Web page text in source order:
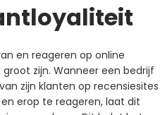
en reageren op online
zijn. Wanneer een bedrijf
zijn klanten op recensiesites
erop te reageren, laat dit